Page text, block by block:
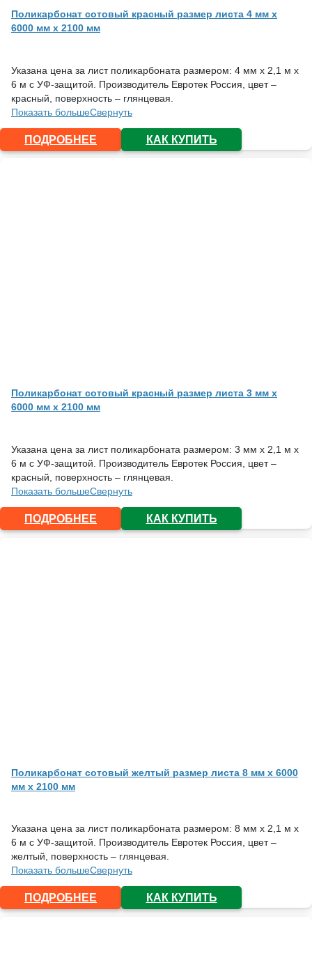
Поликарбонат сотовый красный размер листа 4 мм x
6000 мм x 2100 мм
Указана цена за лист поликарбоната размером: 4 мм х 2,1 м х
6 м с УФ-защитой. Производитель Евротек Россия, цвет –
красный, поверхность – глянцевая.
Показать большеСвернуть
ПОДРОБНЕЕ КАК КУПИТЬ
Поликарбонат сотовый красный размер листа 3 мм x
6000 мм x 2100 мм
Указана цена за лист поликарбоната размером: 3 мм х 2,1 м х
6 м с УФ-защитой. Производитель Евротек Россия, цвет –
красный, поверхность – глянцевая.
Показать большеСвернуть
ПОДРОБНЕЕ КАК КУПИТЬ
Поликарбонат сотовый желтый размер листа 8 мм x 6000
мм x 2100 мм
Указана цена за лист поликарбоната размером: 8 мм х 2,1 м х
6 м с УФ-защитой. Производитель Евротек Россия, цвет –
желтый, поверхность – глянцевая.
Показать большеСвернуть
ПОДРОБНЕЕ КАК КУПИТЬ